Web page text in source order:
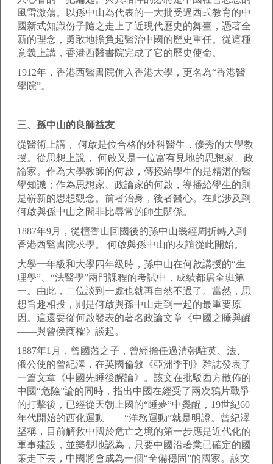
風雷激蕩。以孫中山為代表的一大批受過西式教育的中
國新式知識份子隨之走上了近現代歷史的舞臺，憑著全
新的理念，勇敢地擔負起醫治中國的歷史重任。從這種
意義上講，香港西醫書院完成了它的歷史使命。
1912年，香港西醫書院併入香港大學，更名為“香港醫
學院”。
三、孫中山的良師益友
從醫術上講， 何啟是位合格的外科醫生，優秀的大學教
授。從思想上說， 何啟又是一位富有見地的思想家、政
論家。作為大學教師的何啟，傳授給學生的是精湛的醫
學知識；作為思想家、政論家的何啟，導播給學生的則
是嶄新的思想觀念。前者治身，後者醫心。在此涉及到
何啟與孫中山之間非比尋常的師生關係。
1887年9月，從檀香山回國後的孫中山幾經周折轉入到
香港西醫書院求學。 何啟與孫中山的友誼從此開始。
大學一年級和大學四年級時，孫中山在何啟講授的“生
理學”、“法醫學”兩門課程的考試中，成績都居全班第
一。由此，二位談到一處也就再自然不過了。當然，思
想旨趣相投，則是何啟與孫中山走到一起的最重要原
因。這還要從何啟發表的著名政論文章《中國之睡與醒
——與曾侯商榷》談起。
1887年1月，曾國藩之子，曾經擔任過清朝駐英、法、
俄公使的曾紀澤，在英國倫敦《亞洲季刊》雜誌發表了
一篇文章《中國先睡後醒論》。該文在批駁西方散佈的
中國“危險”論的同時，指出中國在經受了兩次鴉片戰爭
的打擊後，已經從天朝上國的“睡夢”中覺醒，19世紀60
年代開始的西化運動——“洋務運動”就是明證。曾紀澤
堅稱，目前解救中國於危亡之境的第一步應是近代化的
軍事建設，並樂觀地認為，只要中國沿著業已確定的國
策走下去，中國將會成為一個“全備穩固”的國家。該文